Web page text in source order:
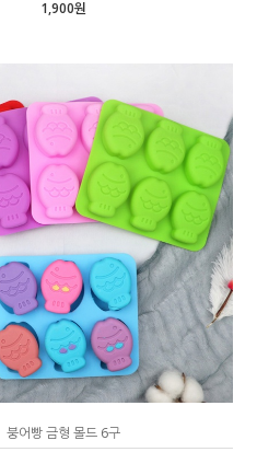
1,900원
붕어빵 금형 몰드 6구